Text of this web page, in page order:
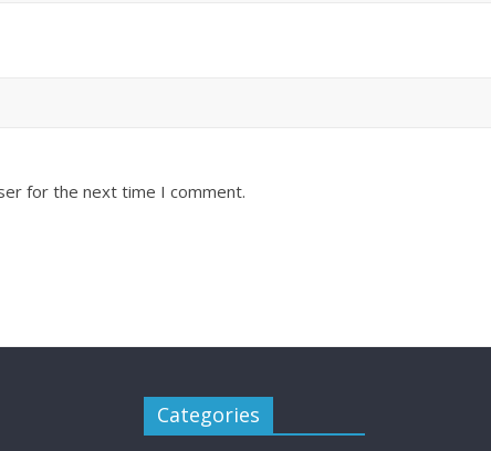
for the next time I comment.
Categories